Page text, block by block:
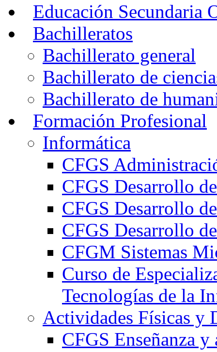
Educación Secundaria
Bachilleratos
Bachillerato general
Bachillerato de
Bachillerato de
Formación Profesional
Informática
CFGS
CFGS Desarrollo
CFGS Desarrollo
CFGS Desarrollo
CFGM Sistemas
Curso de
Tecnologías de la
Actividades Físicas y
CFGS Enseñanza